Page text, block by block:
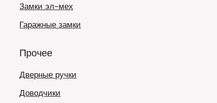
Замки эл-мех
Гаражные замки
Прочее
Дверные ручки
Доводчики